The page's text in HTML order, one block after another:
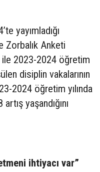
yayımladığı
Zorbalık Anketi
ile 2023-2024 öğretim
disiplin vakalarının
2024 öğretim yılında
yaşandığını
ihtiyacı var”